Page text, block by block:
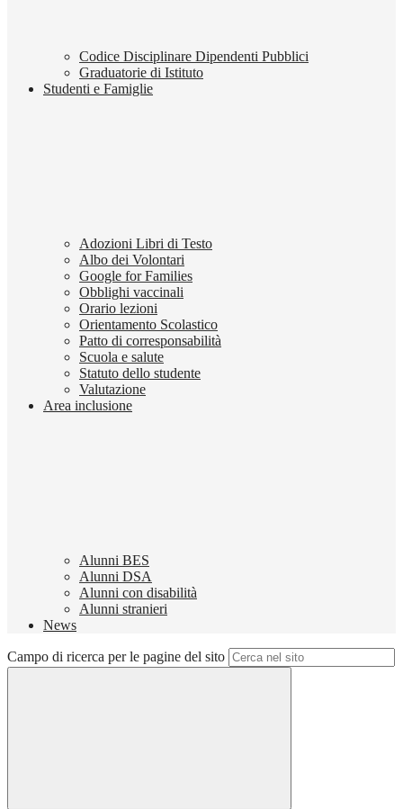
Codice Disciplinare Dipendenti Pubblici
Graduatorie di Istituto
Studenti e Famiglie
Adozioni Libri di Testo
Albo dei Volontari
Google for Families
Obblighi vaccinali
Orario lezioni
Orientamento Scolastico
Patto di corresponsabilità
Scuola e salute
Statuto dello studente
Valutazione
Area inclusione
Alunni BES
Alunni DSA
Alunni con disabilità
Alunni stranieri
News
Campo di ricerca per le pagine del sito